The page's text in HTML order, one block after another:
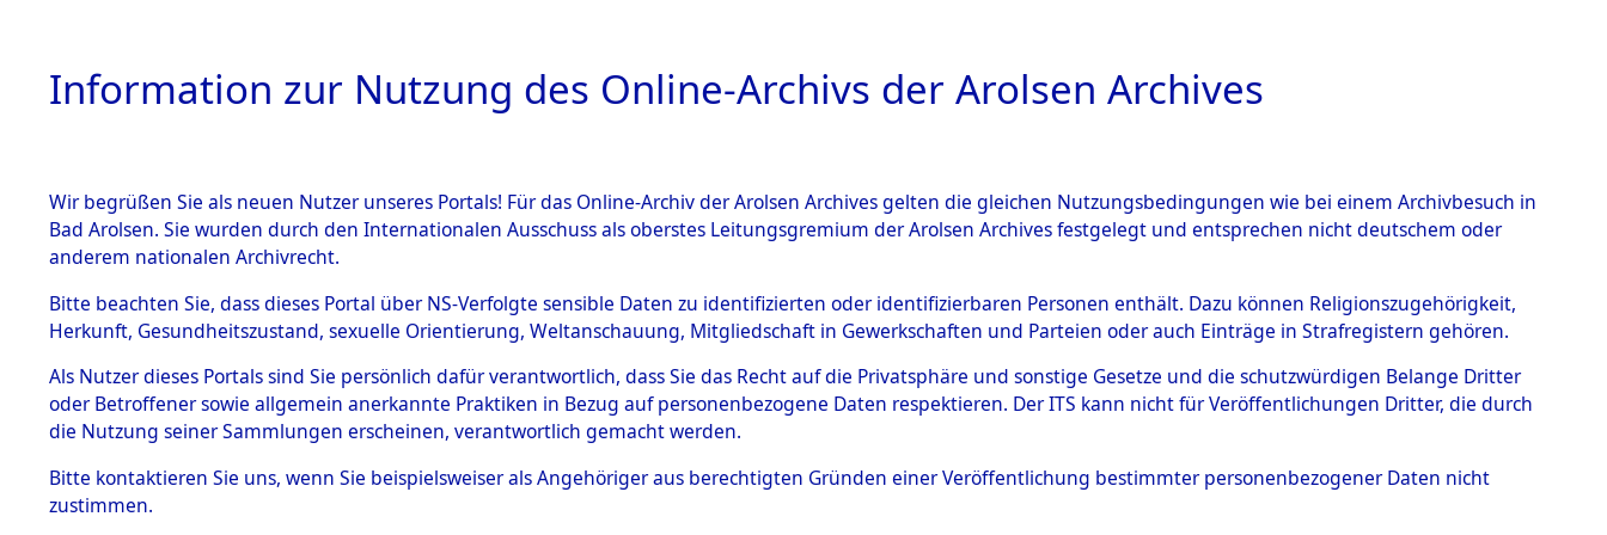
HOME BESTANDSBESCHREIBUNG ARCHIVALE ÜBERSICHT BILD
BESTÄNDE
Inhaftierungsdoku
mente
5. Verschiedenes
Todesmärsche
5.3.1 Alliierte
Ermittlung des Ablaufs und der Routen von
Evakuierungsmärschen, die Feststellung der Anzahl unbekannter
Toter aus Konzentrationslagern und der Ort ihrer Grablegungen:
Fehlanzeigen→0001 (84629184)→0040 (84629225)
Information zur Nutzung des Online-Archivs der Arolsen Archives
Wir begrüßen Sie als neuen Nutzer unseres Portals! Für das Online-Archiv der Arolsen Archives gelten die gleichen Nutzungsbedingungen wie bei einem Archivbesuch in
Bad Arolsen. Sie wurden durch den Internationalen Ausschuss als oberstes Leitungsgremium der Arolsen Archives festgelegt und entsprechen nicht deutschem oder
anderem nationalen Archivrecht.
Bitte beachten Sie, dass dieses Portal über NS-Verfolgte sensible Daten zu identifizierten oder identifizierbaren Personen enthält. Dazu können Religionszugehörigkeit,
Herkunft, Gesundheitszustand, sexuelle Orientierung, Weltanschauung, Mitgliedschaft in Gewerkschaften und Parteien oder auch Einträge in Strafregistern gehören.
Als Nutzer dieses Portals sind Sie persönlich dafür verantwortlich, dass Sie das Recht auf die Privatsphäre und sonstige Gesetze und die schutzwürdigen Belange Dritter
oder Betroffener sowie allgemein anerkannte Praktiken in Bezug auf personenbezogene Daten respektieren. Der ITS kann nicht für Veröffentlichungen Dritter, die durch
die Nutzung seiner Sammlungen erscheinen, verantwortlich gemacht werden.
Bitte kontaktieren Sie uns, wenn Sie beispielsweiser als Angehöriger aus berechtigten Gründen einer Veröffentlichung bestimmter personenbezogener Daten nicht
zustimmen.